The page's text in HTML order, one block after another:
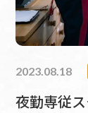
2023.08.18
夜勤専従